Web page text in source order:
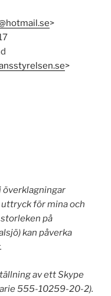
>
>
överklagningar
för mina och
på
kan påverka
av ett Skype
555-10259-20-2).